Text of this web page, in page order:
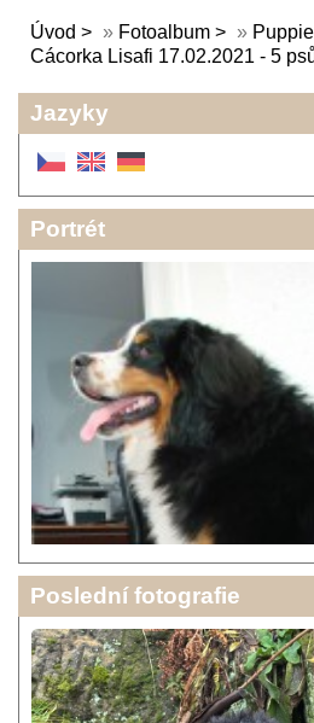
Úvod » Fotoalbum »
Cácorka Lisafi 17.02.2021 - 5
Jazyky
Portrét
Poslední fotografie